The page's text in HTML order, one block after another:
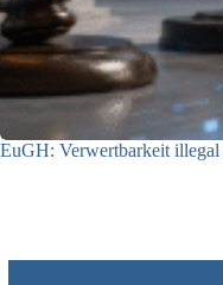
EuGH: Verwertbarkeit